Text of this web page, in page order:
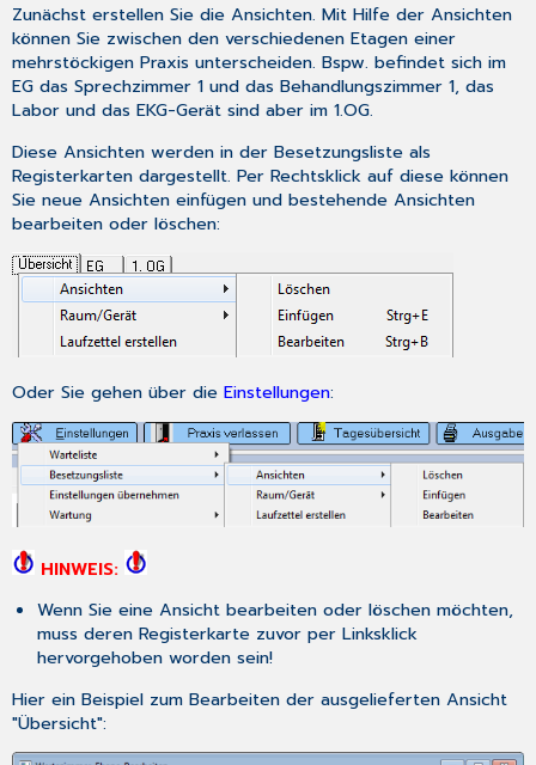
Zunächst erstellen Sie die Ansichten. Mit Hilfe der Ansichten
können Sie zwischen den verschiedenen Etagen einer
mehrstöckigen Praxis unterscheiden. Bspw. befindet sich im
EG das Sprechzimmer 1 und das Behandlungszimmer 1, das
Labor und das EKG-Gerät sind aber im 1.OG.
Diese Ansichten werden in der Besetzungsliste als
Registerkarten dargestellt. Per Rechtsklick auf diese können
Sie neue Ansichten einfügen und bestehende Ansichten
bearbeiten oder löschen:
Oder Sie gehen über dieEinstellungen:
HINWEIS:
Wenn Sie eine Ansicht bearbeiten oder löschen möchten,
muss deren Registerkarte zuvor per Linksklick
hervorgehoben worden sein!
Hier ein Beispiel zum Bearbeiten der ausgelieferten Ansicht
"Übersicht":